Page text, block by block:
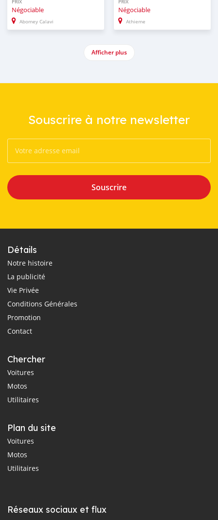
PRIX
Négociable
Abomey Calavi
PRIX
Négociable
Athieme
Afficher plus
Souscrire à notre newsletter
Souscrire
Détails
Notre histoire
La publicité
Vie Privée
Conditions Générales
Promotion
Contact
Chercher
Voitures
Motos
Utilitaires
Plan du site
Voitures
Motos
Utilitaires
Réseaux sociaux et flux